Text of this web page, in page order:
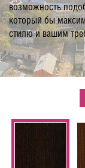
возможность
который бы
стилю и вашим